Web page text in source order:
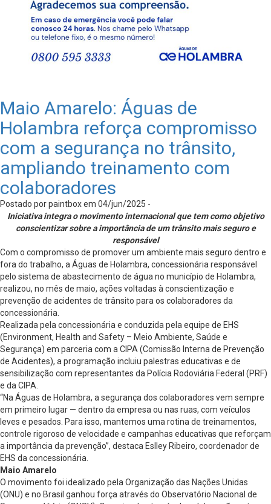
Maio Amarelo: Águas de
Holambra reforça compromisso
com a segurança no trânsito,
ampliando treinamento com
colaboradores
Postado por paintbox em 04/jun/2025 -
Iniciativa integra o movimento internacional que tem como objetivo
conscientizar sobre a importância de um trânsito mais seguro e
responsável
Com o compromisso de promover um ambiente mais seguro dentro e
fora do trabalho, a Águas de Holambra, concessionária responsável
pelo sistema de abastecimento de água no município de Holambra,
realizou, no mês de maio, ações voltadas à conscientização e
prevenção de acidentes de trânsito para os colaboradores da
concessionária.
Realizada pela concessionária e conduzida pela equipe de EHS
(Environment, Health and Safety – Meio Ambiente, Saúde e
Segurança) em parceria com a CIPA (Comissão Interna de Prevenção
de Acidentes), a programação incluiu palestras educativas e de
sensibilização com representantes da Polícia Rodoviária Federal (PRF)
e da CIPA.
“Na Águas de Holambra, a segurança dos colaboradores vem sempre
em primeiro lugar — dentro da empresa ou nas ruas, com veículos
leves e pesados. Para isso, mantemos uma rotina de treinamentos,
controle rigoroso de velocidade e campanhas educativas que reforçam
a importância da prevenção”, destaca Eslley Ribeiro, coordenador de
EHS da concessionária.
Maio Amarelo
O movimento foi idealizado pela Organização das Nações Unidas
(ONU) e no Brasil ganhou força através do Observatório Nacional de